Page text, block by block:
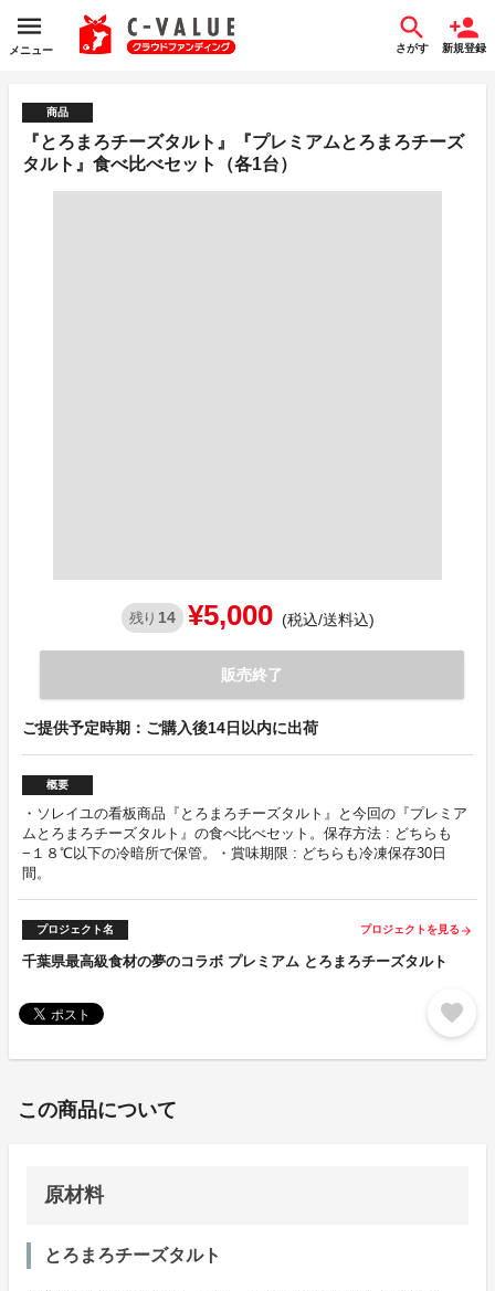
メニュー さがす 新規登録
商品
『とろまろチーズタルト』『プレミアムとろまろチーズ
タルト』食べ比べセット（各1台）
残り 14 ¥5,000 (税込/送料込)
販売終了
ご提供予定時期：ご購入後14日以内に出荷
概要
・ソレイユの看板商品『とろまろチーズタルト』と今回の『プレミア
ムとろまろチーズタルト』の食べ比べセット。保存方法 : どちらも
−１８℃以下の冷暗所で保管。・賞味期限 : どちらも冷凍保存30日
間。
プロジェクト名 プロジェクトを見る arrow_forward
千葉県最高級食材の夢のコラボ プレミアム とろまろチーズタルト
favorite
この商品について
原材料
とろまろチーズタルト